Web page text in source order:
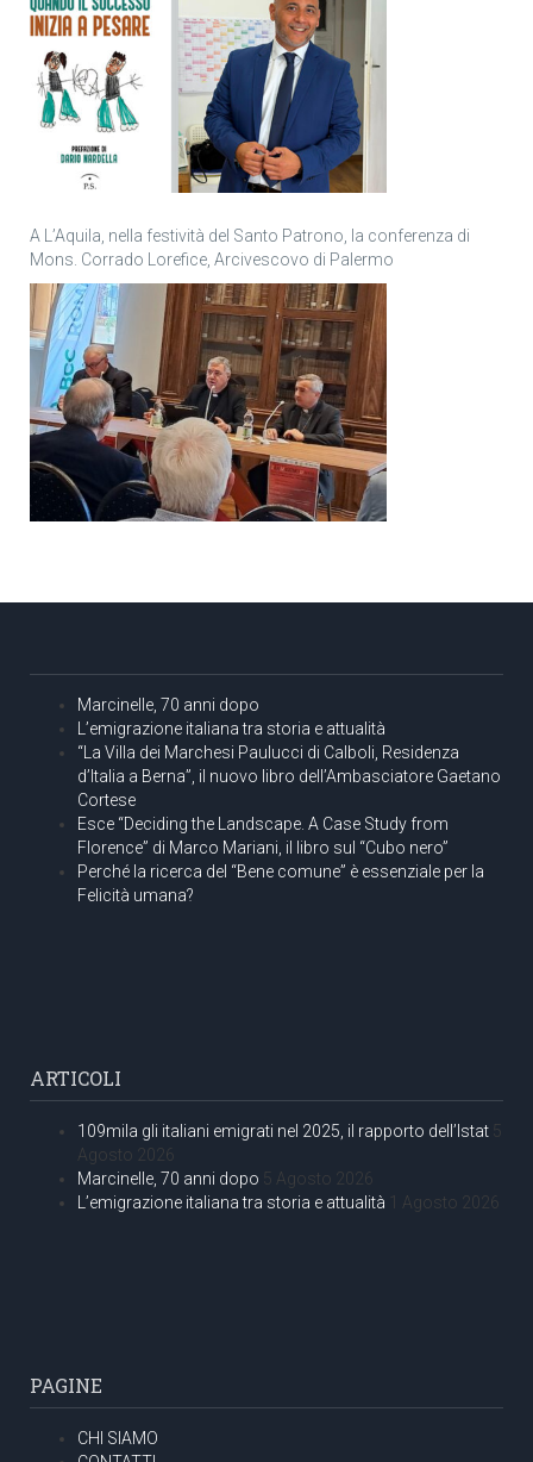
A L’Aquila, nella festività del Santo Patrono, la conferenza di
Mons. Corrado Lorefice, Arcivescovo di Palermo
Marcinelle, 70 anni dopo
L’emigrazione italiana tra storia e attualità
“La Villa dei Marchesi Paulucci di Calboli, Residenza
d’Italia a Berna”, il nuovo libro dell’Ambasciatore Gaetano
Cortese
Esce “Deciding the Landscape. A Case Study from
Florence” di Marco Mariani, il libro sul “Cubo nero”
Perché la ricerca del “Bene comune” è essenziale per la
Felicità umana?
ARTICOLI
109mila gli italiani emigrati nel 2025, il rapporto dell’Istat 5
Agosto 2026
Marcinelle, 70 anni dopo 5 Agosto 2026
L’emigrazione italiana tra storia e attualità 1 Agosto 2026
PAGINE
CHI SIAMO